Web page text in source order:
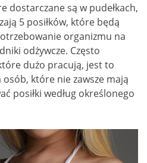
dostarczane są w pudełkach,
5 posiłków, które będą
organizmu na
odżywcze. Często
dużo pracują, jest to
które nie zawsze mają
posiłki według określonego